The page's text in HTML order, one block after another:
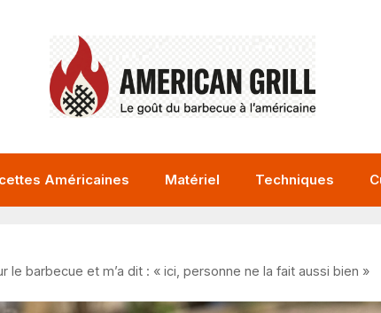
Américaines Matériel Techniques
le barbecue et m’a dit : « ici, personne ne la fait aussi bien »